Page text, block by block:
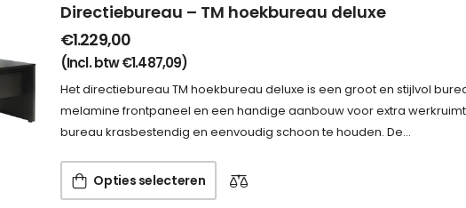
Directiebureau – TM hoekbureau deluxe
€1.229,00
(Incl. btw€1.487,09)
Het directiebureau TM hoekbureau deluxe is een groot en stijlvol
melamine frontpaneel en een handige aanbouw voor extra
bureau krasbestendig en eenvoudig schoon te houden. De…
Opties selecteren